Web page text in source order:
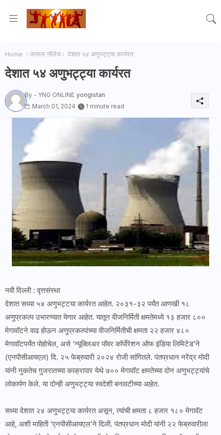
Home जनरल नाॅलेज देशात ५४ अणुभट्ट्या कार्यरत
देशात ५४ अणुभट्ट्या कार्यरत
By - YNG ONLINE yongistan
March 01, 2024
1 minute read
नवी दिल्ली : वृत्तसंस्था
देशात सध्या ५४ अणुभट्टया कार्यरत आहेत. २०३१-३२ पर्यंत आणखी १८
अणुप्रकल्प उभारण्यात येणार आहेत. यातून वीजनिर्मिती क्षमतेमध्ये १३ हजार ८००
मेगावॉटने वाढ होऊन अणुप्रकल्पांच्या वीजनिर्मितीची क्षमता २२ हजार ४८०
मेगावॉटपर्यंत पोहोचेल, असे ‘न्यूक्लिअर पॉवर कॉर्पोरेशन ऑफ इंडिया लिमिटेड’ने
(एनपीसीआयएल) दि. २५ फेब्रुवारी २०२४ रोजी सांगितले. पंतप्रधान नरेंद्र मोदी
यांनी नुकतेच गुजरातच्या काक्रापार येथे ७०० मेगावॉट क्षमतेच्या दोन अणुभट्ट्यांचे
लोकार्पण केले. या दोन्ही अणुभट्ट्या स्वदेशी बनावटीच्या आहेत.
सध्या देशात २४ अणुभट्ट्या कार्यरत असून, त्यांची क्षमता ८ हजार १८० मेगावॅट
आहे, अशी माहिती ‘एनपीसीआयएल’ने दिली. पंतप्रधान मोदी यांनी २२ फेब्रुवारीला